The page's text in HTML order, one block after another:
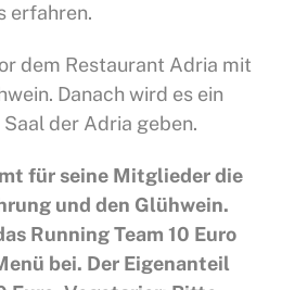
erfahren.
dem Restaurant Adria mit
Danach wird es ein
der Adria geben.
für seine Mitglieder die
und den Glühwein.
Running Team 10 Euro
bei. Der Eigenanteil